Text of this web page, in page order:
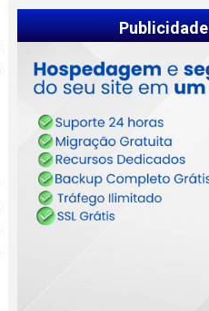
Publicidade